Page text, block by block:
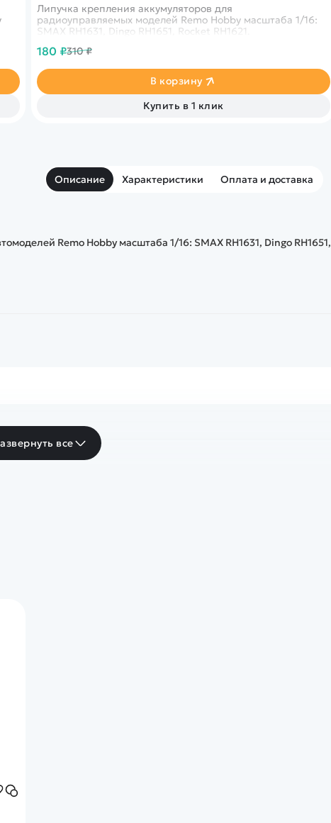
Липучка крепления аккумуляторов для
радиоуправляемых моделей Remo Hobby масштаба 1/16:
SMAX RH1631, Dingo RH1651, Rocket RH1621.
180 ₽310 ₽
В корзину
Купить в 1 клик
Описание Характеристики Оплата и доставка
Remo Hobby масштаба 1/16: SMAX RH1631, Dingo RH1651,
все